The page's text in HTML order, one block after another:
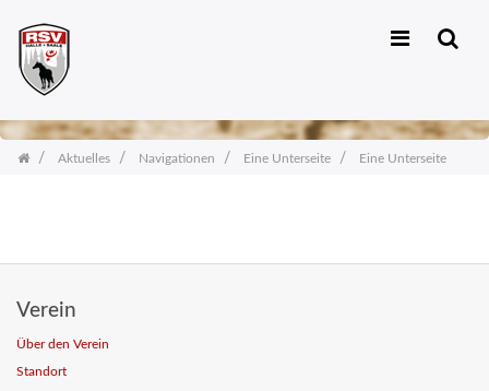
Zum
springen
Aktuelles Navigationen Eine Unterseite Eine Unterseite
Verein
Über den Verein
Standort